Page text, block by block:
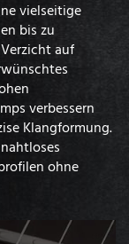
vielseitige
bis zu
auf
verbessern
Klangformung.
ohne